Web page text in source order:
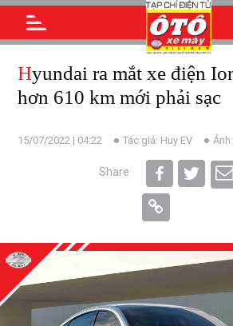
Hyundai ra mắt xe điện Ioniq 6 chạy
hơn 610 km mới phải sạc
15/07/2022 | 04:22 Tác giả: Huy EV Ảnh:
Share